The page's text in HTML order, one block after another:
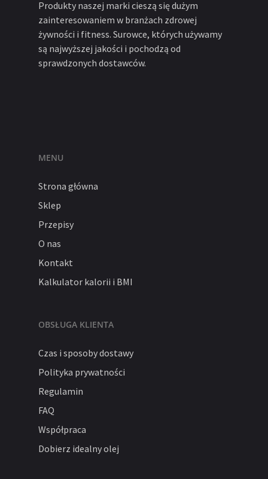
Produkty naszej marki cieszą się dużym
zainteresowaniem w branżach zdrowej
żywności i fitness. Surowce, których używamy
są najwyższej jakości i pochodzą od
sprawdzonych dostawców.
MENU
Strona główna
Sklep
Przepisy
O nas
Kontakt
Kalkulator kalorii i BMI
OBSŁUGA KLIENTA
Czas i sposoby dostawy
Polityka prywatności
Regulamin
FAQ
Współpraca
Dobierz idealny olej